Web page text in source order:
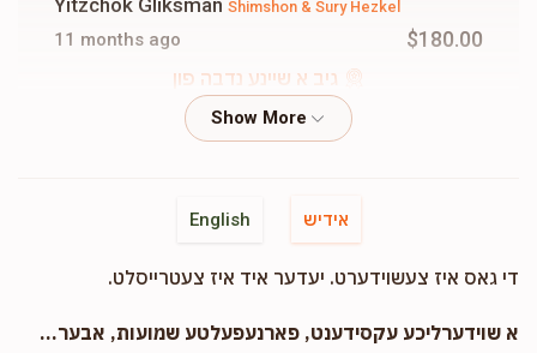
Yitzchok Gliksman Shimshon & Sury Hezkel
11 months ago $180.00
גיב א שיינע נדבה פון
Roizy Monheit Shimshon & Sury Hezkel
English אידיש
די גאס איז צעשוידערט. יעדער איד איז צעטרייסלט.
א שוידערליכע עקסידענט, פארנעפעלטע שמועות, אבער...